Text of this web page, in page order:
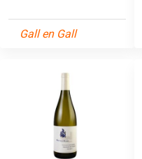
Gall en Gall